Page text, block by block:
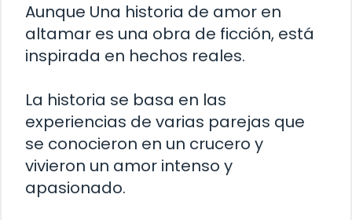
Aunque Una historia de amor en
altamar es una obra de ficción, está
inspirada en hechos reales.
La historia se basa en las
experiencias de varias parejas que
se conocieron en un crucero y
vivieron un amor intenso y
apasionado.